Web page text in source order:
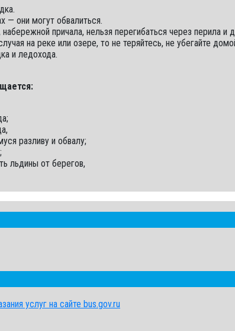
— они могут обвалиться.
причала, нельзя перегибаться через перила и
на реке или озере, то не теряйтесь, не убегайте
и ледохода.
разливу и обвалу;
льдины от берегов,
услуг на сайте bus.gov.ru